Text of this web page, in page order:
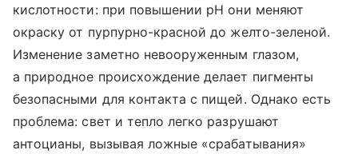
кислотности: при повышении pH они меняют
окраску от пурпурно-красной до желто-зеленой.
Изменение заметно невооруженным глазом,
а природное происхождение делает пигменты
безопасными для контакта с пищей. Однако есть
проблема: свет и тепло легко разрушают
антоцианы, вызывая ложные «срабатывания»